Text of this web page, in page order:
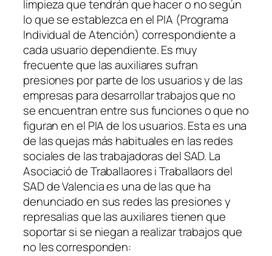
limpieza que tendrán que hacer o no según
lo que se establezca en el PIA (Programa
Individual de Atención) correspondiente a
cada usuario dependiente. Es muy
frecuente que las auxiliares sufran
presiones por parte de los usuarios y de las
empresas para desarrollar trabajos que no
se encuentran entre sus funciones o que no
figuran en el PIA de los usuarios. Esta es una
de las quejas más habituales en las redes
sociales de las trabajadoras del SAD. La
Asociació de Traballaores i Traballaors del
SAD de Valenciaes una de las que ha
denunciado en sus redes las presiones y
represalias que las auxiliares tienen que
soportar si se niegan a realizar trabajos que
no les corresponden: